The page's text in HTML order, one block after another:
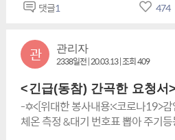
제14회특집 (온라인) 행사> (1).<독도사수> <코로나 19>를 예
종 홍보활동 전개를 하는 위대한 우
관계기관장 상,훈을 수여 하여 타의
독도”를 지키기 위함•< 위대한 민족
포상,> (2).<민족 정기선양> 전세계인을 대상으로 자랑스럽고
찬란한 한민족 문화체육예술을 전
발굴하여 관계기관장 상,훈을 수여
민족의 혼을 지키기 위함• < 훌륭한
세계연대> [상임고문:최학유],[명예
영삼]-배상(拜上)- <관인생략
국독도사랑세계연대&한민족세계평
니다.https://band.us/n/
입할 수 있습니다. From 사)대한민
문 최학유 명예총재 명재선<사단법
연맹 이사장ㆍ총회장>&세계문화올
댓글1 474
관 관리자
2338일전 | 20.03.13 | 조회 409
-✡<[위대한 봉사내용:<코로나19>
체온 측정 &대기 번호표 뽑아 주기